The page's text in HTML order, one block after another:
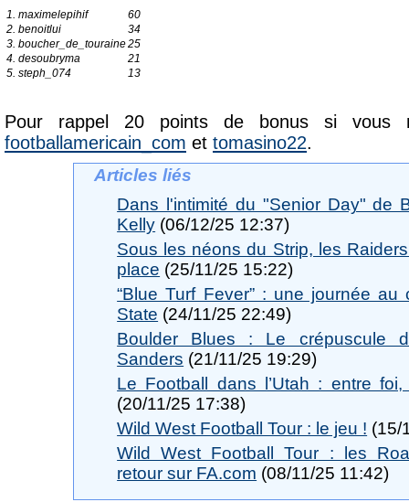
1. maximelepihif
60
2. benoitlui
34
3. boucher_de_touraine25
4. desoubryma
21
5. steph_074
13
Pour rappel 20 points de bonus si vous
footballamericain_com et tomasino22.
Articles liés
Dans l'intimité du "Senior Day" de
Kelly (06/12/25 12:37)
Sous les néons du Strip, les
place (25/11/25 15:22)
“Blue Turf Fever” : une journée
State (24/11/25 22:49)
Boulder Blues : Le crépuscule
Sanders (21/11/25 19:29)
Le Football dans l’Utah : entre
(20/11/25 17:38)
Wild West Football Tour : le jeu ! (15/
Wild West Football Tour : les
retour sur FA.com (08/11/25 11:42)